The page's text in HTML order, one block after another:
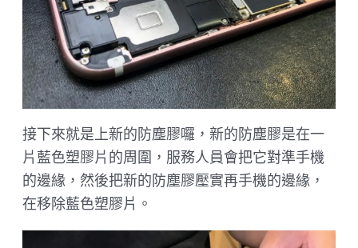
接下來就是上新的防塵膠囉，新的防塵膠是在一
片藍色塑膠片的周圍，服務人員會把它對準手機
的邊緣，然後把新的防塵膠壓實再手機的邊緣，
在移除藍色塑膠片。